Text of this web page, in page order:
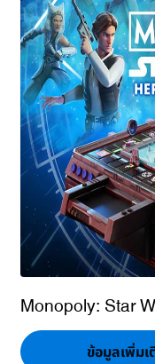
Monopoly: Star
ข้อมูลเพิ่มเ